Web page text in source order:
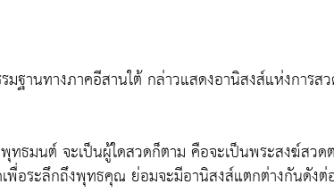
มฐานทางภาคอีสานใต้ กล่าวแสดงอานิสงส์แห่งการ
ทธมนต์ จะเป็นผู้ใดสวดก็ตาม คือจะเป็นพระสงฆ์สวด
พื่อระลึกถึงพุทธคุณ ย่อมจะมีอานิสงส์แตกต่างกันดังต่